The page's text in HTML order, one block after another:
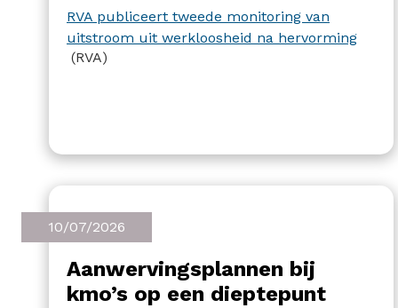
vond 10,3% een job, 8,9% stroomde door
naar ziekte en 41,6% naar het leefloon.
RVA publiceert tweede monitoring van
uitstroom uit werkloosheid na hervorming
(RVA)
10/07/2026
Aanwervingsplannen bij
kmo’s op een dieptepunt